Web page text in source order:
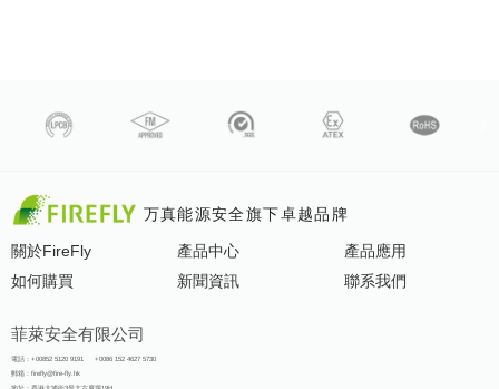
万真能源安全旗下卓越品牌
關於FireFly 產品中心
產品應用
如何購買
新聞資訊 聯系我們
菲萊安全有限公司
電話： +00852 5120 9191
+0086 152 4627 5730
郵箱：firefly@fire-fly.hk
地址：香港大埔街3号太古廣場19H